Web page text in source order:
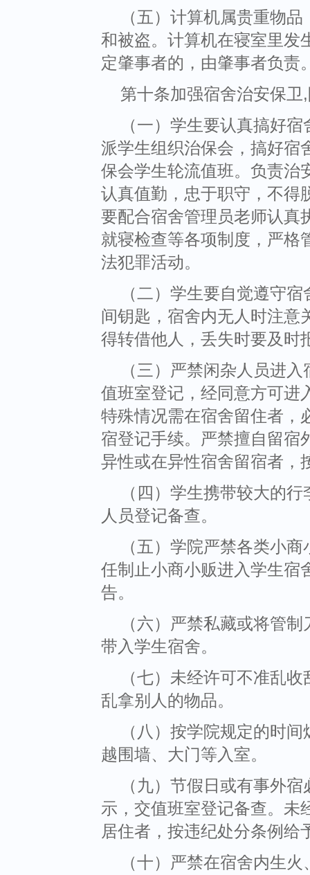
（五）计算机属贵重物
和被盗。计算机在寝室里发
定肇事者的，由肇事者负责
第十条加强宿舍治安保卫
（一）学生要认真搞好
派学生组织治保会，搞好宿
保会学生轮流值班。负责治
认真值勤，忠于职守，不得
要配合宿舍管理员老师认真
就寝检查等各项制度，严格
法犯罪活动。
（二）学生要自觉遵守
间钥匙，宿舍内无人时注意
得转借他人，丢失时要及时
（三）严禁闲杂人员进
值班室登记，经同意方可进
特殊情况需在宿舍留住者，
宿登记手续。严禁擅自留宿
异性或在异性宿舍留宿者，
（四）学生携带较大的
人员登记备查。
（五）学院严禁各类小
任制止小商小贩进入学生宿
告。
（六）严禁私藏或将管
带入学生宿舍。
（七）未经许可不准乱
乱拿别人的物品。
（八）按学院规定的时
越围墙、大门等入室。
（九）节假日或有事外
示，交值班室登记备查。未
居住者，按违纪处分条例给
（十）严禁在宿舍内生